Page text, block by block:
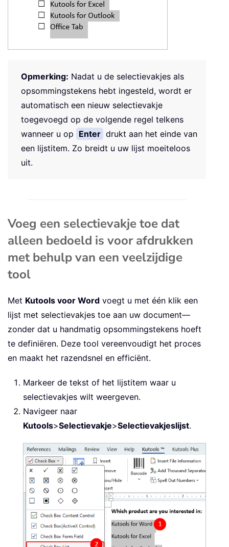
Opmerking: Nadat u de selectievakjes als
opsommingstekens hebt ingesteld, wordt er
automatisch een nieuw selectievakje
toegevoegd op de volgende regel telkens
wanneer u op Enter drukt aan het einde van
een lijstitem. Zo breidt u uw lijst moeiteloos
uit.
Voeg een selectievakje toe dat
alleen bedoeld is voor afdrukken
met behulp van een veelzijdige
tool
Met Kutools voor Word voegt u met één klik een
lijst met selectievakjes toe aan uw document—
zonder dat u handmatig opsommingstekens hoeft
te definiëren. Deze tool vereenvoudigt het proces
en maakt het razendsnel en efficiënt.
Markeer de tekst of het lijstitem waar u
selectievakjes wilt weergeven.
Navigeer naar
Kutools>Selectievakje>Selectievakjeslijst.